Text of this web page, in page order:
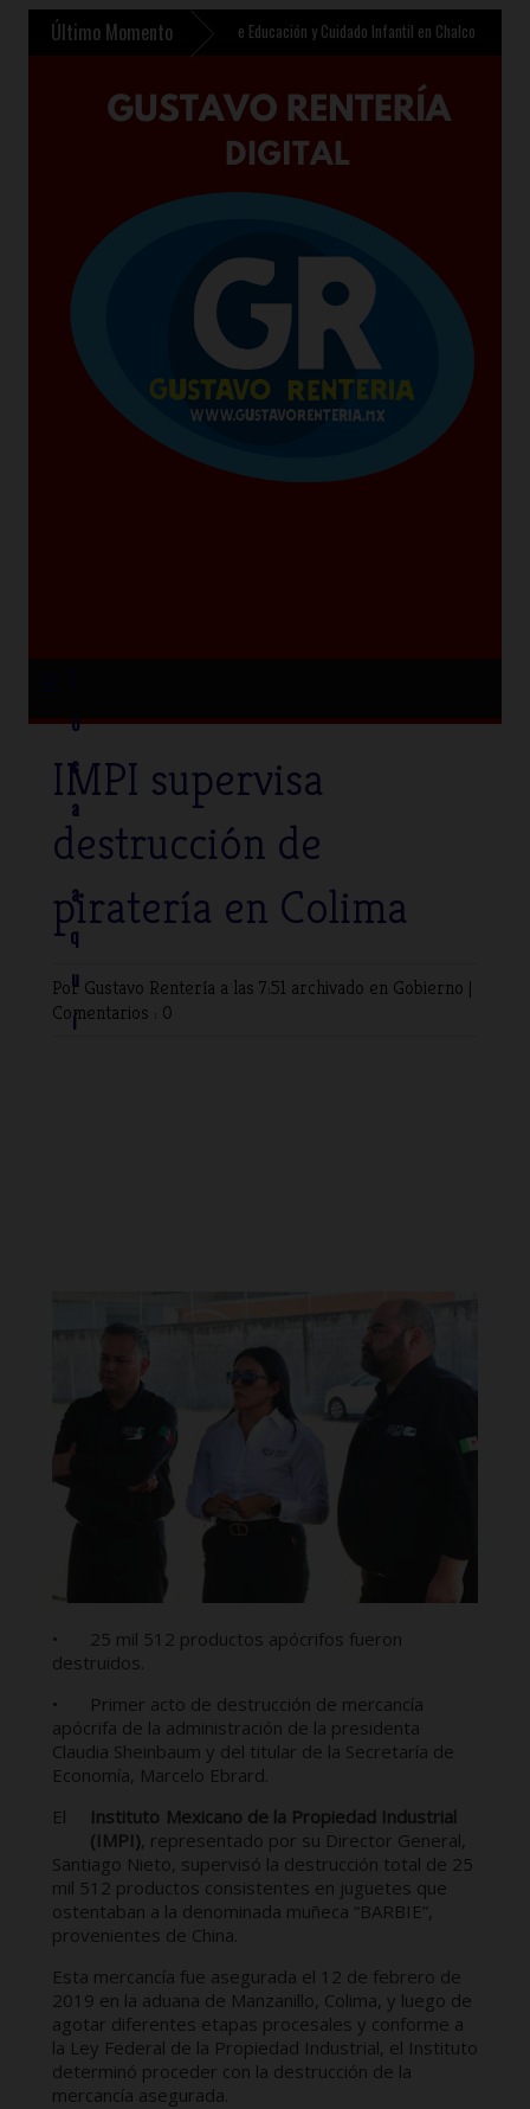
Último Momento
contempla nuevo Centro de Educación y Cuidado Infantil en Chalco »Sheinbaum
o
c
a
a
q
u
í
IMPI supervisa
destrucción de
piratería en Colima
Por Gustavo Rentería a las 7:51 archivado en Gobierno |
Comentarios : 0
•
25 mil 512 productos apócrifos fueron
destruidos.
•
Primer acto de destrucción de mercancía
apócrifa de la administración de la presidenta
Claudia Sheinbaum y del titular de la Secretaría de
Economía, Marcelo Ebrard.
El
Instituto Mexicano de la Propiedad Industrial
(IMPI) , representado por su Director General,
Santiago Nieto, supervisó la destrucción total de 25
mil 512 productos consistentes en juguetes que
ostentaban a la denominada muñeca “BARBIE”,
provenientes de China.
Esta mercancía fue asegurada el 12 de febrero de
2019 en la aduana de Manzanillo, Colima, y luego de
agotar diferentes etapas procesales y conforme a
la Ley Federal de la Propiedad Industrial, el Instituto
determinó proceder con la destrucción de la
mercancía asegurada.